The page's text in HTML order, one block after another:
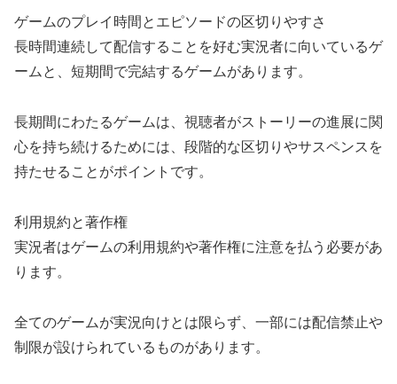
ゲームのプレイ時間とエピソードの区切りやすさ
長時間連続して配信することを好む実況者に向いているゲ
ームと、短期間で完結するゲームがあります。
長期間にわたるゲームは、視聴者がストーリーの進展に関
心を持ち続けるためには、段階的な区切りやサスペンスを
持たせることがポイントです。
利用規約と著作権
実況者はゲームの利用規約や著作権に注意を払う必要があ
ります。
全てのゲームが実況向けとは限らず、一部には配信禁止や
制限が設けられているものがあります。